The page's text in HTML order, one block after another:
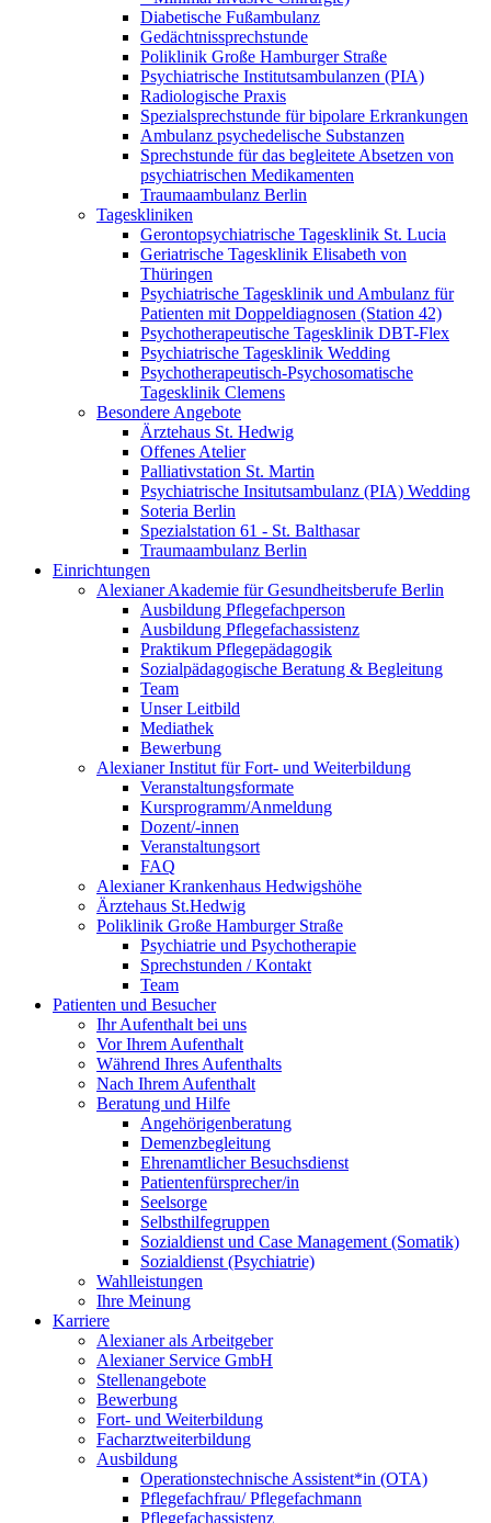
Diabetische Fußambulanz
Gedächtnissprechstunde
Poliklinik Große Hamburger Straße
Psychiatrische Institutsambulanzen (PIA)
Radiologische Praxis
Spezialsprechstunde für bipolare Erkrankungen
Ambulanz psychedelische Substanzen
Sprechstunde für das begleitete Absetzen von
psychiatrischen Medikamenten
Traumaambulanz Berlin
Tageskliniken
Gerontopsychiatrische Tagesklinik St. Lucia
Geriatrische Tagesklinik Elisabeth von
Thüringen
Psychiatrische Tagesklinik und Ambulanz für
Patienten mit Doppeldiagnosen (Station 42)
Psychotherapeutische Tagesklinik DBT-Flex
Psychiatrische Tagesklinik Wedding
Psychotherapeutisch-Psychosomatische
Tagesklinik Clemens
Besondere Angebote
Ärztehaus St. Hedwig
Offenes Atelier
Palliativstation St. Martin
Psychiatrische Insitutsambulanz (PIA) Wedding
Soteria Berlin
Spezialstation 61 - St. Balthasar
Traumaambulanz Berlin
Einrichtungen
Alexianer Akademie für Gesundheitsberufe Berlin
Ausbildung Pflegefachperson
Ausbildung Pflegefachassistenz
Praktikum Pflegepädagogik
Sozialpädagogische Beratung & Begleitung
Team
Unser Leitbild
Mediathek
Bewerbung
Alexianer Institut für Fort- und Weiterbildung
Veranstaltungsformate
Kursprogramm/Anmeldung
Dozent/-innen
Veranstaltungsort
FAQ
Alexianer Krankenhaus Hedwigshöhe
Ärztehaus St.Hedwig
Poliklinik Große Hamburger Straße
Psychiatrie und Psychotherapie
Sprechstunden / Kontakt
Team
Patienten und Besucher
Ihr Aufenthalt bei uns
Vor Ihrem Aufenthalt
Während Ihres Aufenthalts
Nach Ihrem Aufenthalt
Beratung und Hilfe
Angehörigenberatung
Demenzbegleitung
Ehrenamtlicher Besuchsdienst
Patientenfürsprecher/in
Seelsorge
Selbsthilfegruppen
Sozialdienst und Case Management (Somatik)
Sozialdienst (Psychiatrie)
Wahlleistungen
Ihre Meinung
Karriere
Alexianer als Arbeitgeber
Alexianer Service GmbH
Stellenangebote
Bewerbung
Fort- und Weiterbildung
Facharztweiterbildung
Ausbildung
Operationstechnische Assistent*in (OTA)
Pflegefachfrau/ Pflegefachmann
Pflegefachassistenz